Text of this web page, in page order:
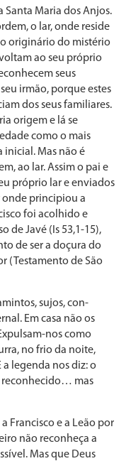
Santa Maria dos Anjos.
o lar, onde reside
ori­ginário do mistério
ao seu próprio
seus
irmão, porque estes
dos seus familiares.
origem e lá se
como o mais
inicial. Mas não é
ao lar. Assim o pai e
próprio lar e enviados
onde principiou a
foi acolhido e
de Javé (Is 53,1-15),
de ser a doçura do
(Testamento de São
sujos, con­
Em casa não os
nos como
no frio da noite,
a legenda nos diz: o
reconhecido… mas
Francisco e a Leão por
não reconheça a
Mas que Deus